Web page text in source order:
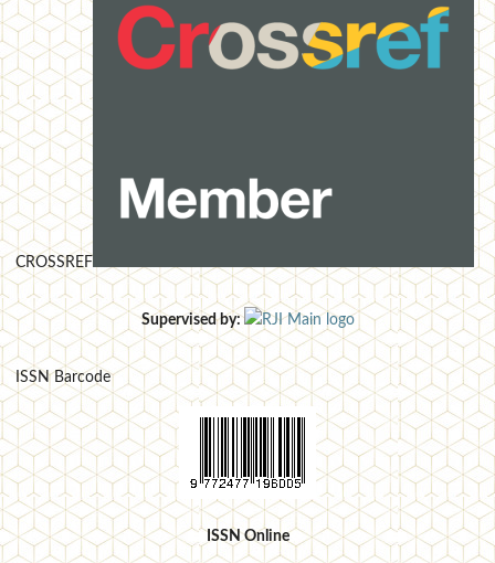
CROSSREF
Supervised by:
ISSN Barcode
ISSN Online